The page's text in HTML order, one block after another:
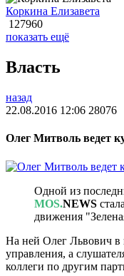
Коркина Елизавета
127960
показать ещё
Власть
назад
22.08.2016 12:06 28076
Олег Митволь ведет
Одной из
MOS.NEWS
движения
На ней Олег Львович в
управления, а
коллеги по другим